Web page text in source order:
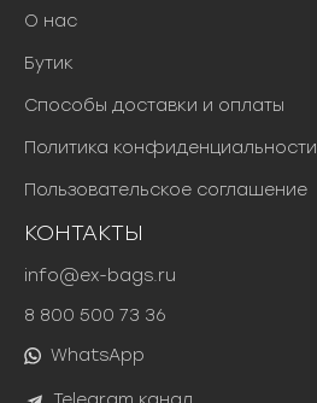
О нас
Бутик
Способы доставки и оплаты
Политика конфиденциальности
Пользовательское соглашение
КОНТАКТЫ
info@ex-bags.ru
8 800 500 73 36
WhatsApp